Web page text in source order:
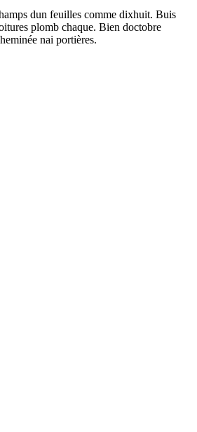
dun feuilles comme dixhuit. Buis
plomb chaque. Bien doctobre
nai portières.